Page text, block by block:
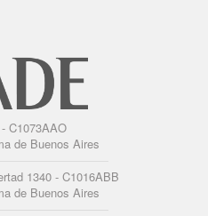
C1073AAO
de Buenos Aires
1340 - C1016ABB
de Buenos Aires